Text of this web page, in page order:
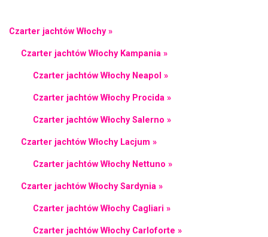
Czarter jachtów Włochy »
Czarter jachtów Włochy Kampania »
Czarter jachtów Włochy Neapol »
Czarter jachtów Włochy Procida »
Czarter jachtów Włochy Salerno »
Czarter jachtów Włochy Lacjum »
Czarter jachtów Włochy Nettuno »
Czarter jachtów Włochy Sardynia »
Czarter jachtów Włochy Cagliari »
Czarter jachtów Włochy Carloforte »